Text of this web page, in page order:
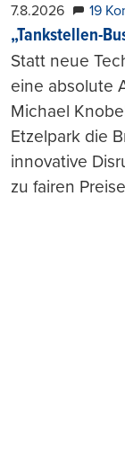
7.8.2026 19
„Tankstellen-
Statt neue
eine absolute
Michael
Etzelpark die
innovative
zu fairen